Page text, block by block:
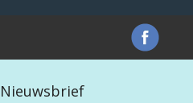
Nieuwsbrief